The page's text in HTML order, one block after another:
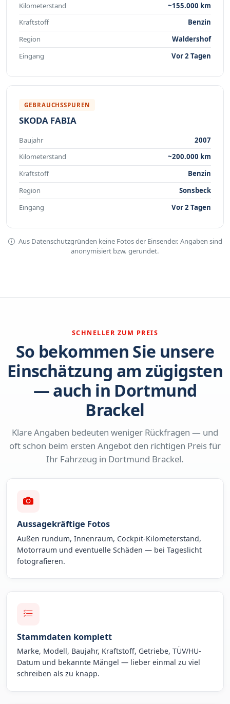
Kilometerstand
~155.000 km
Kraftstoff
Benzin
Region
Waldershof
Eingang
Vor 2 Tagen
GEBRAUCHSSPUREN
SKODA FABIA
Baujahr
2007
Kilometerstand
~200.000 km
Kraftstoff
Benzin
Region
Sonsbeck
Eingang
Vor 2 Tagen
Aus Datenschutzgründen keine Fotos der Einsender. Angaben sind
anonymisiert bzw. gerundet.
SCHNELLER ZUM PREIS
So bekommen Sie unsere
Einschätzung am zügigsten
— auch in Dortmund
Brackel
Klare Angaben bedeuten weniger Rückfragen — und
oft schon beim ersten Angebot den richtigen Preis für
Ihr Fahrzeug in Dortmund Brackel.
Aussagekräftige Fotos
Außen rundum, Innenraum, Cockpit-Kilometerstand,
Motorraum und eventuelle Schäden — bei Tageslicht
fotografieren.
Stammdaten komplett
Marke, Modell, Baujahr, Kraftstoff, Getriebe, TÜV/HU-
Datum und bekannte Mängel — lieber einmal zu viel
schreiben als zu knapp.